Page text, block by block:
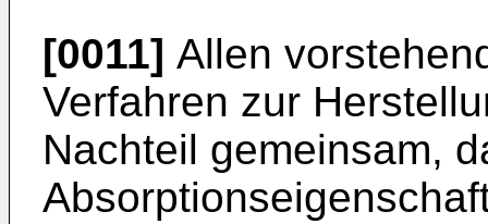
[0011] Allen
Verfahren zur
Nachteil gemeinsam,